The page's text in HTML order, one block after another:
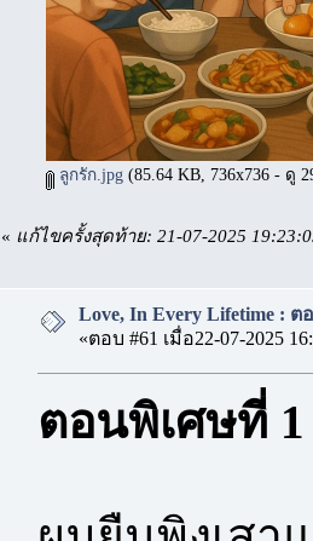
ลูกรัก.jpg(85.64 KB, 736x736 - ดู
« แก้ไขครั้งสุดท้าย: 21-07-2025
Love, In Every Lifetime :
«ตอบ #61 เมื่อ22-07-2025
ตอนพิเศษที่